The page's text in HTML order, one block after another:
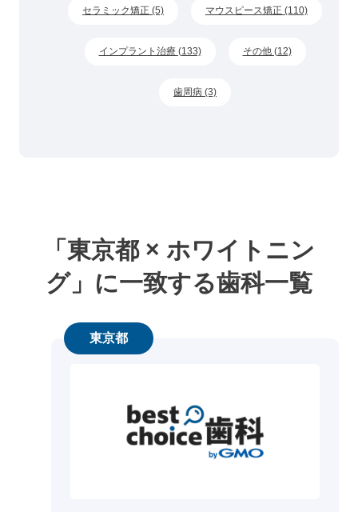
セラミック矯正 (5) マウスピース矯正 (110)
インプラント治療 (133) その他 (12)
歯周病 (3)
「東京都 × ホワイトニン
グ」に一致する歯科一覧
東京都